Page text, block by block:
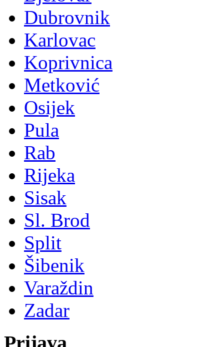
Dubrovnik
Karlovac
Koprivnica
Metković
Osijek
Pula
Rab
Rijeka
Sisak
Sl. Brod
Split
Šibenik
Varaždin
Zadar